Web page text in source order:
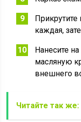
каждая,
Нанесите
масляную
внешнего
Читайте так же: